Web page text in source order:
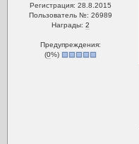
Регистрация: 28.8.2015
Пользователь №: 26989
Награды: 2
Предупреждения:
(0%)